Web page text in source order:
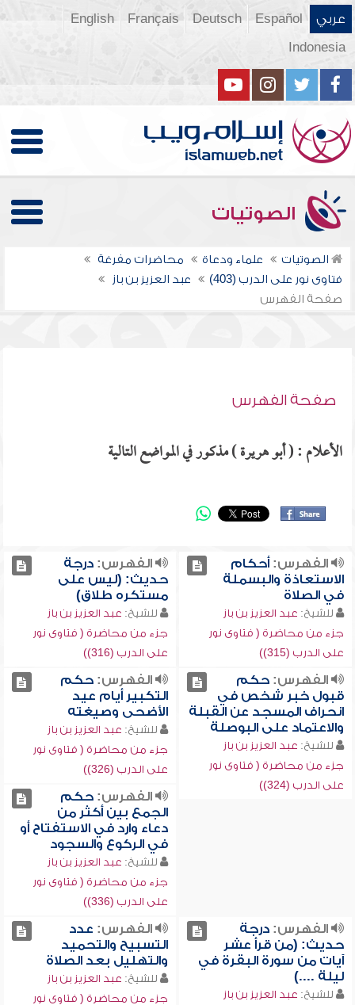
عربي Español
Deutsch
Français
English
Indonesia
الصوتيات
الصوتيات علماء ودعاة
محاضرات مفرغة
فتاوى نور على الدرب (403)
عبد العزيز بن باز
صفحة الفهرس
صفحة الفهرس
الأعلام : ( أبو هريرة ) مذكور في المواضع التالية
الفهرس:أحكام
الاستعاذة والبسملة
في الصلاة
للشيخ: عبد العزيز بن باز
جزء من محاضرة ( فتاوى نور
على الدرب (315))
الفهرس:درجة
حديث: (ليس على
مستكره طلاق)
للشيخ: عبد العزيز بن باز
جزء من محاضرة ( فتاوى نور
على الدرب (316))
الفهرس:حكم
قبول خبر شخص في
انحراف المسجد عن القبلة
والاعتماد على البوصلة
للشيخ: عبد العزيز بن باز
جزء من محاضرة ( فتاوى نور
على الدرب (324))
الفهرس:حكم
التكبير أيام عيد
الأضحى وصيغته
للشيخ: عبد العزيز بن باز
جزء من محاضرة ( فتاوى نور
على الدرب (326))
الفهرس:حكم
الجمع بين أكثر من
دعاء وارد في الاستفتاح أو
في الركوع والسجود
للشيخ: عبد العزيز بن باز
جزء من محاضرة ( فتاوى نور
على الدرب (336))
الفهرس:درجة
حديث: (من قرأ عشر
آيات من سورة البقرة في
ليلة ....)
للشيخ: عبد العزيز بن باز
الفهرس: عدد
التسبيح والتحميد
والتهليل بعد الصلاة
للشيخ: عبد العزيز بن باز
جزء من محاضرة ( فتاوى نور